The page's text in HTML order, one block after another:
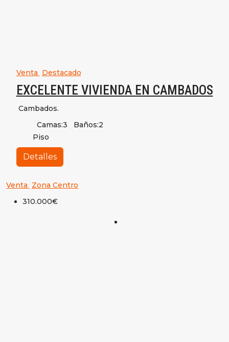
Venta Destacado
EXCELENTE VIVIENDA EN CAMBADOS
Cambados.
Camas:3 Baños:2
Piso
Detalles
Venta Zona Centro
310.000€